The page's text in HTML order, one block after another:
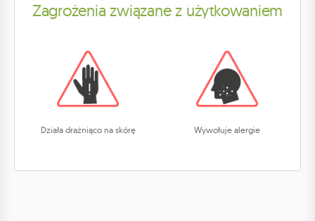
Zagrożenia związane z użytkowaniem
Działa drażniąco na skórę Wywołuje alergie